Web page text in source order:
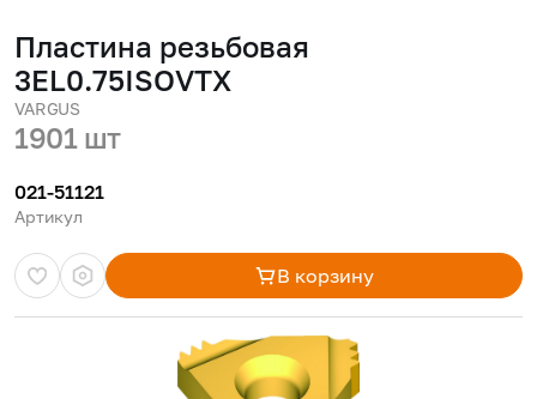
Пластина резьбовая
3EL0.75ISOVTX
VARGUS
1901 шт
021-51121
Артикул
В корзину